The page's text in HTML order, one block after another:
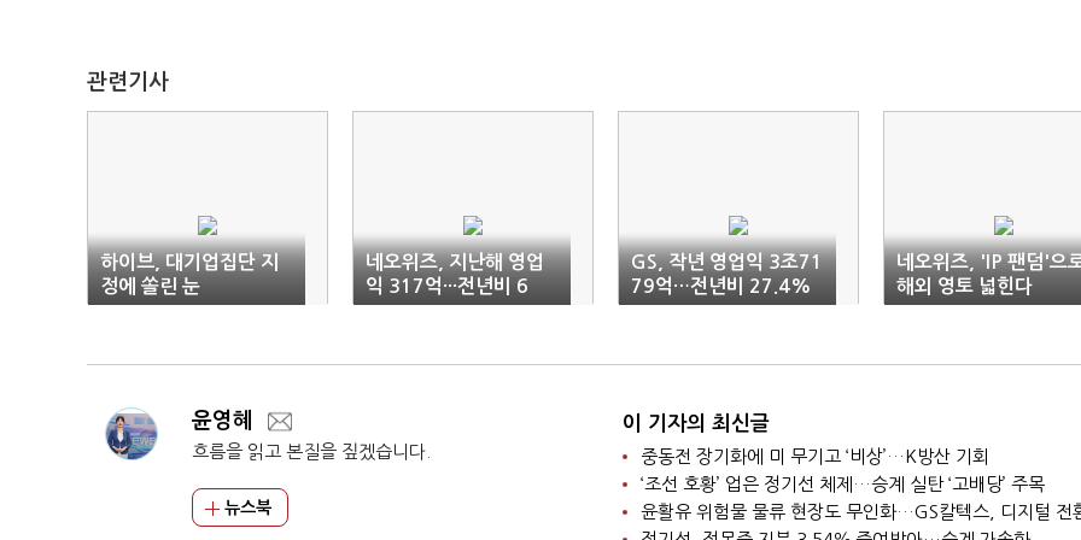
관련기사
하이브, 대기업집단 지
정에 쏠린 눈
네오위즈, 지난해 영업
익 317억···전년비 6
2%↑
GS, 작년 영업익 3조71
79억…전년비 27.4%
↓
네오위즈, 'IP 팬덤'으
해외 영토 넓힌다
윤영혜
흐름을 읽고 본질을 짚겠습니다.
뉴스북
이 기자의 최신글
중동전 장기화에 미 무기고 ‘비상’…K방산 기회
‘조선 호황’ 업은 정기선 체제…승계 실탄 ‘고배당’ 주목
윤활유 위험물 물류 현장도 무인화…GS칼텍스, 디지털 전